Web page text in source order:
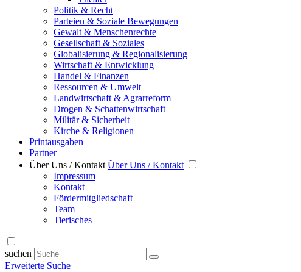
Politik & Recht
Parteien & Soziale Bewegungen
Gewalt & Menschenrechte
Gesellschaft & Soziales
Globalisierung & Regionalisierung
Wirtschaft & Entwicklung
Handel & Finanzen
Ressourcen & Umwelt
Landwirtschaft & Agrarreform
Drogen & Schattenwirtschaft
Militär & Sicherheit
Kirche & Religionen
Printausgaben
Partner
Über Uns / Kontakt Über Uns / Kontakt
Impressum
Kontakt
Fördermitgliedschaft
Team
Tierisches
suchen
Erweiterte Suche